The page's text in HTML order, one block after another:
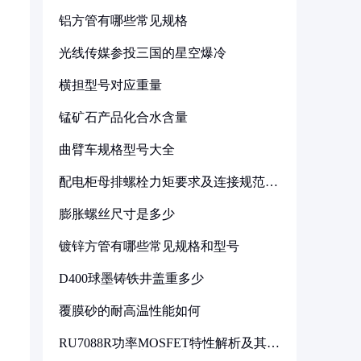
铝方管有哪些常见规格
光线传媒参投三国的星空爆冷
横担型号对应重量
锰矿石产品化合水含量
曲臂车规格型号大全
配电柜母排螺栓力矩要求及连接规范详
膨胀螺丝尺寸是多少
镀锌方管有哪些常见规格和型号
D400球墨铸铁井盖重多少
覆膜砂的耐高温性能如何
RU7088R功率MOSFET特性解析及其在